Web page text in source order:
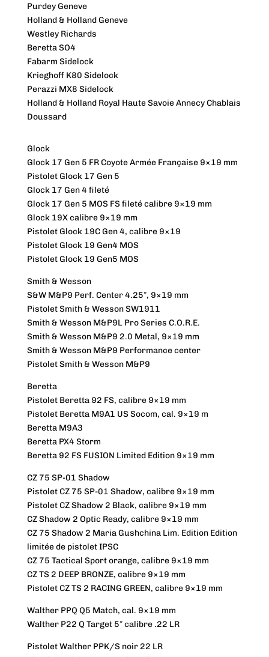
Purdey Geneve
Holland & Holland Geneve
Westley Richards
Beretta SO4
Fabarm Sidelock
Krieghoff K80 Sidelock
Perazzi MX8 Sidelock
Holland & Holland Royal Haute Savoie Annecy Chablais
Doussard
Glock
Glock 17 Gen 5 FR Coyote Armée Française 9×19 mm
Pistolet Glock 17 Gen 5
Glock 17 Gen 4 fileté
Glock 17 Gen 5 MOS FS fileté calibre 9×19 mm
Glock 19X calibre 9×19 mm
Pistolet Glock 19C Gen 4, calibre 9×19
Pistolet Glock 19 Gen4 MOS
Pistolet Glock 19 Gen5 MOS
Smith & Wesson
S&W M&P9 Perf. Center 4.25″, 9×19 mm
Pistolet Smith & Wesson SW1911
Smith & Wesson M&P9L Pro Series C.O.R.E.
Smith & Wesson M&P9 2.0 Metal, 9×19 mm
Smith & Wesson M&P9 Performance center
Pistolet Smith & Wesson M&P9
Beretta
Pistolet Beretta 92 FS, calibre 9×19 mm
Pistolet Beretta M9A1 US Socom, cal. 9×19 m
Beretta M9A3
Beretta PX4 Storm
Beretta 92 FS FUSION Limited Edition 9×19 mm
CZ 75 SP-01 Shadow
Pistolet CZ 75 SP-01 Shadow, calibre 9×19 mm
Pistolet CZ Shadow 2 Black, calibre 9×19 mm
CZ Shadow 2 Optic Ready, calibre 9×19 mm
CZ 75 Shadow 2 Maria Gushchina Lim. Edition Edition
limitée de pistolet IPSC
CZ 75 Tactical Sport orange, calibre 9×19 mm
CZ TS 2 DEEP BRONZE, calibre 9×19 mm
Pistolet CZ TS 2 RACING GREEN, calibre 9×19 mm
Walther PPQ Q5 Match, cal. 9×19 mm
Walther P22 Q Target 5″ calibre .22 LR
Pistolet Walther PPK/S noir 22 LR